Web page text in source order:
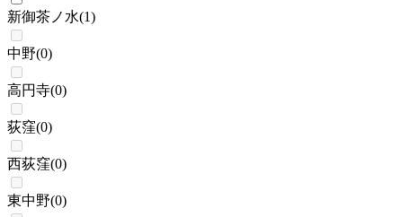
新御茶ノ水(1)
中野(0)
高円寺(0)
荻窪(0)
西荻窪(0)
東中野(0)